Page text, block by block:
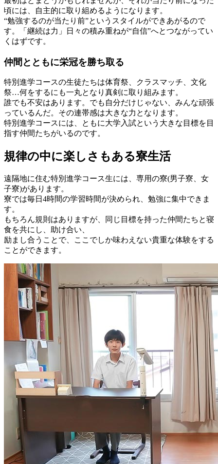
頃には、
自主的に取り組めるようになります。
“勉強するのが当たり前”というスタイルができあがるので
す。「継続は力」日々の積み重ねが“自信”へとつながってい
くはずです。
仲間とともに栄冠を勝ち取る
特別進学コースの生徒たちは体育祭、クラスマッチ、文化
祭…何をするにも一丸となり真剣に取り組みます。
誰でも不安はあります。でも自分だけじゃない、みんな頑張
っているんだ。その連帯感は大きな力 となります。
特別進学コースには、
ともに大学入試という大きな目標を目
指す仲間たちがいるのです。
規律の中に楽しさもある寮生活
遠隔地に住む特別進学コース生には、専用の寮(男子寮、女
子寮)があります。
寮では毎日4時間の学習時間が決められ、勉強に集中できま
す。
もちろん規則はありますが、同じ目標を持った仲間たちと寝
食を共にし、助け合い、
励まし合うことで、ここでしか味わえない貴重な体験をする
ことができます。